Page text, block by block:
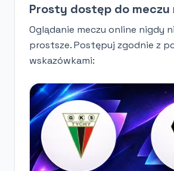
Prosty dostęp do meczu
Oglądanie meczu online nigdy
prostsze. Postępuj zgodnie z
wskazówkami: